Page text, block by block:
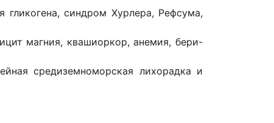
гликогена, синдром Хурлера, Рефсума,
магния, квашиоркор, анемия, бери-
средиземноморская лихорадка и